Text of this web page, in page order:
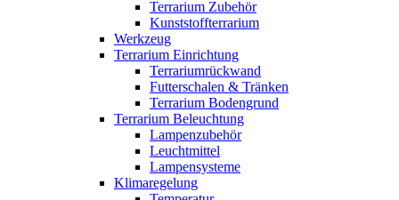
Terrarium Zubehör
Kunststoffterrarium
Werkzeug
Terrarium Einrichtung
Terrariumrückwand
Futterschalen & Tränken
Terrarium Bodengrund
Terrarium Beleuchtung
Lampenzubehör
Leuchtmittel
Lampensysteme
Klimaregelung